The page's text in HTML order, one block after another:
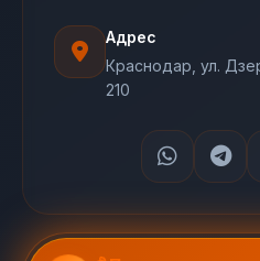
Адрес
Краснодар, ул.
210